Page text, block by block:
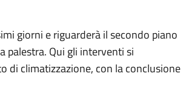
giorni e riguarderà il secondo piano
palestra. Qui gli interventi si
di climatizzazione, con la conclusione